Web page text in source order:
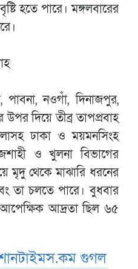
হতে পারে। মঙ্গলবারের
নওগাঁ, দিনাজপুর,
দিয়ে তীব্র তাপপ্রবাহ
ঢাকা ও ময়মনসিংহ
ও খুলনা বিভাগের
মৃদু থেকে মাঝারি ধরনের
তা চলতে পারে। বুধবার
আপেক্ষিক আদ্রতা ছিল ৬৫
গুগল